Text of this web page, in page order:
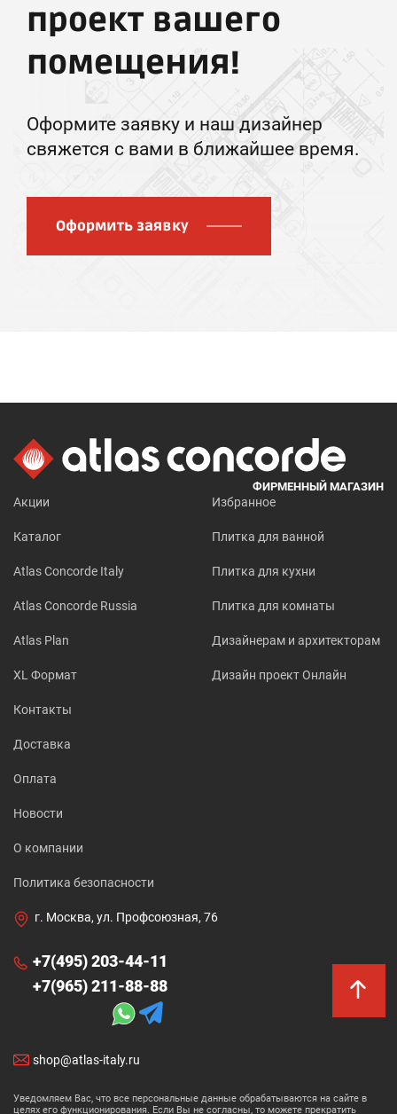
проект вашего
помещения!
Оформите заявку и наш дизайнер
свяжется с вами в ближайшее время.
Оформить заявку
ФИРМЕННЫЙ МАГАЗИН
Акции
Каталог
Atlas Concorde Italy
Atlas Concorde Russia
Atlas Plan
XL Формат
Избранное
Плитка для ванной
Плитка для кухни
Плитка для комнаты
Дизайнерам и архитекторам
Дизайн проект Онлайн
Контакты
Доставка
Оплата
Новости
О компании
Политика безопасности
г. Москва, ул. Профсоюзная, 76
+7(495) 203-44-11
+7(965) 211-88-88
shop@atlas-italy.ru
Уведомляем Вас, что все персональные данные обрабатываются на сайте в
целях его функционирования. Если Вы не согласны, то можете прекратить